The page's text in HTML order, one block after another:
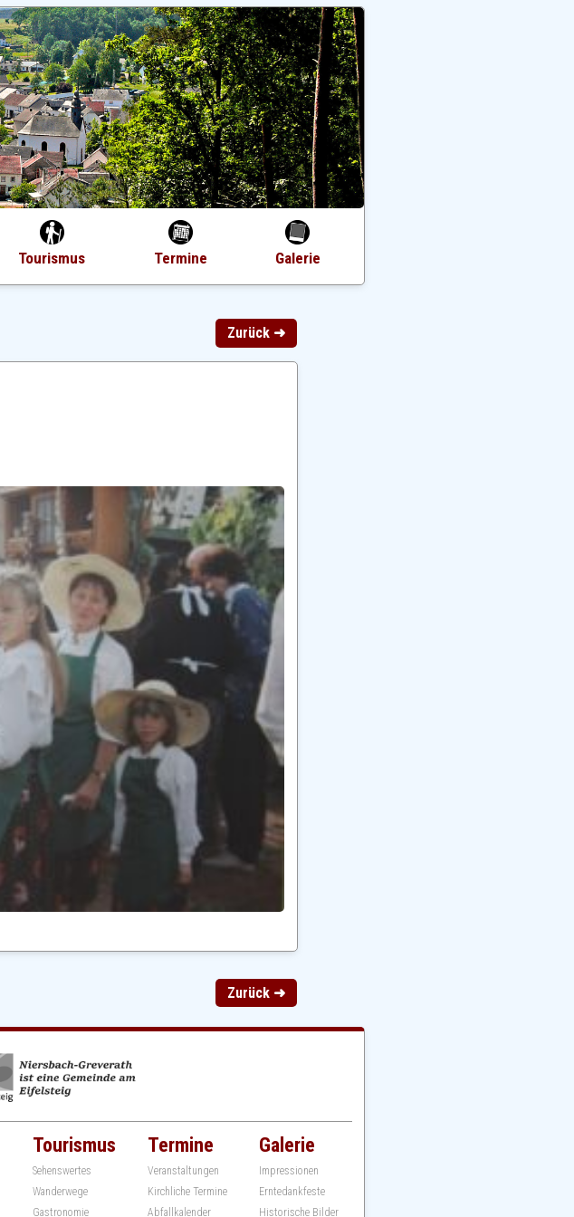
Tourismus Termine Galerie
Zurück ➜
Zurück ➜
Tourismus
Sehenswertes
Wanderwege
Gastronomie
Termine
Veranstaltungen
Kirchliche Termine
Abfallkalender
Galerie
Impressionen
Erntedankfeste
Historische Bilder